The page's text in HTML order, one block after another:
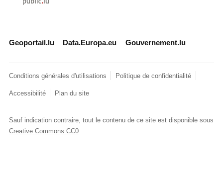
Geoportail.lu Data.Europa.eu Gouvernement.lu
Conditions générales d'utilisations Politique de confidentialité
Accessibilité Plan du site
Sauf indication contraire, tout le contenu de ce site est disponible sous
Creative Commons CC0